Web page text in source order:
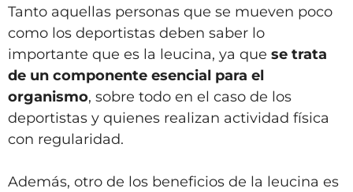
Tanto aquellas personas que se mueven poco
como los deportistas deben saber lo
importante que es la leucina, ya que se trata
de un componente esencial para el
organismo, sobre todo en el caso de los
deportistas y quienes realizan actividad física
con regularidad.
Además, otro de los beneficios de la leucina es